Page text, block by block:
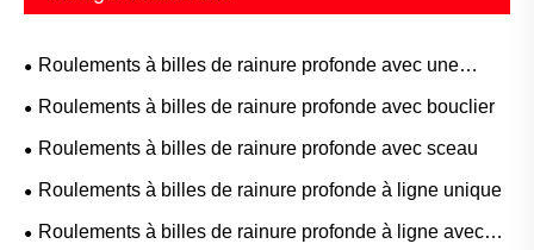
Roulements à billes de rainure profonde avec une
rainure à anneau
Roulements à billes de rainure profonde avec bouclier
Roulements à billes de rainure profonde avec sceau
Roulements à billes de rainure profonde à ligne unique
Roulements à billes de rainure profonde à ligne avec